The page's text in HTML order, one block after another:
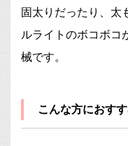
固太りだったり、太
ルライトのボコボコ
械です。
こんな方におす